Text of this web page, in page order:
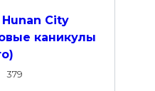
Hunan City
каникулы
379